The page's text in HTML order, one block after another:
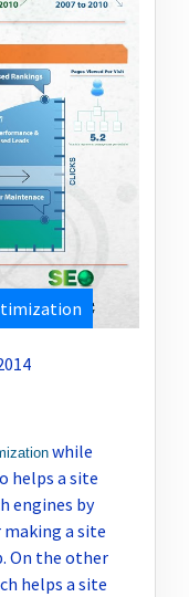
while
helps a site
engines by
a site
On the other
helps a site